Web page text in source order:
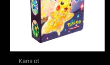
Kansiot